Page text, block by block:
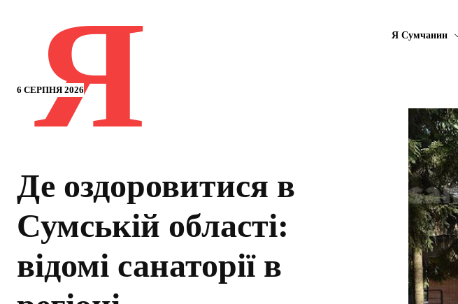
6 СЕРПНЯ 2026
Я Я Сумчанин
Де оздоровитися в
Сумській області:
відомі санаторії в